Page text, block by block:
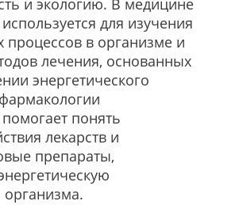
и экологию. В медицине
для изучения
процессов в организме и
лечения, основанных
энергетического
понять
лекарств и
препараты,
организма.